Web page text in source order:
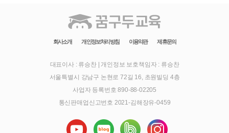
회사소개 개인정보처리방침 이용약관 제휴문의
대표이사 : 류승찬| 개인정보 보호책임자 : 류승찬
서울특별시 강남구 논현로 72길 16, 초원빌딩 4층
사업자 등록번호 890-88-02205
통신판매업신고번호 2021-김해장유-0459